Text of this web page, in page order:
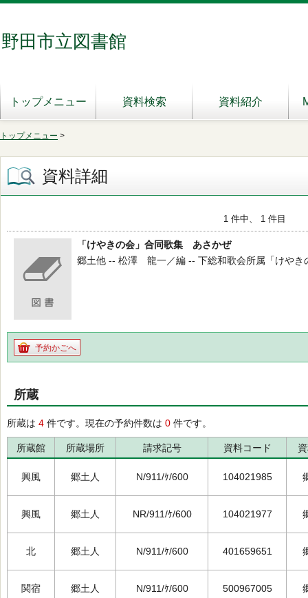
野田市立図書館
トップメニュー 資料検索 資料紹介
トップメニュー >
資料詳細
1 件中、 1 件目
「けやきの会」合同歌集 あさかぜ
郷土他 -- 松澤 龍一／編 -- 下総和歌会所属「けやき
予約かごへ
所蔵
所蔵は 4 件です。現在の予約件数は 0 件です。
所蔵館 所蔵場所 請求記号 資料コード
興風 郷土人 N/911/ｹ/600 104021985
興風 郷土人 NR/911/ｹ/600 104021977
北 郷土人 N/911/ｹ/600 401659651
関宿 郷土人 N/911/ｹ/600 500967005